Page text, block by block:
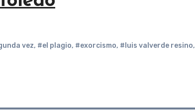
vez, #el plagio, #exorcismo, #luis valverde resino,